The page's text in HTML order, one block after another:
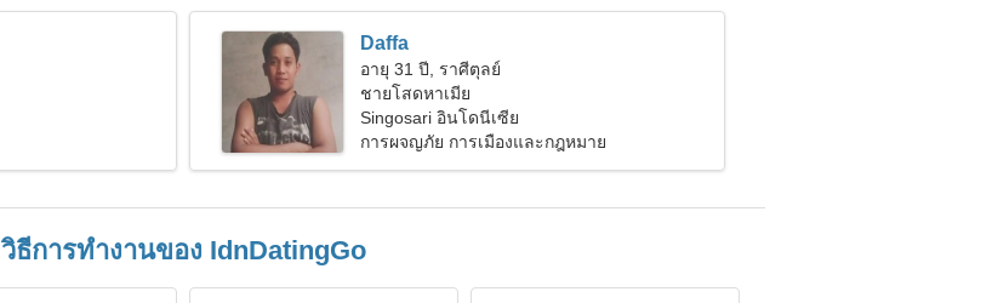
Daffa
อายุ 31 ปี, ราศีตุลย์
ชายโสดหาเมีย
Singosari อินโดนีเซีย
การผจญภัย การเมืองและกฎหมาย
วิธีการทำงานของ IdnDatingGo